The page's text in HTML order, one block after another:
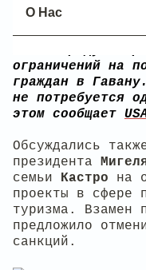
О Нас
предполагаемой
заключения пока
ограничений на
граждан в
не потребуется
этом сообщает
Обсуждались
президента
семьи Кастро на
проекты в сфере
туризма. Взамен
предложило
санкций.